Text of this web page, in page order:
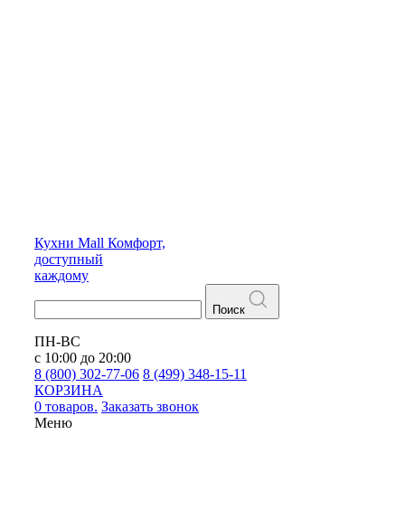
Кухни Mall Комфорт,
доступный
каждому
Поиск
ПН-ВС
с 10:00 до 20:00
8 (800) 302-77-06 8 (499) 348-15-11
КОРЗИНА
0 товаров. Заказать звонок
Меню